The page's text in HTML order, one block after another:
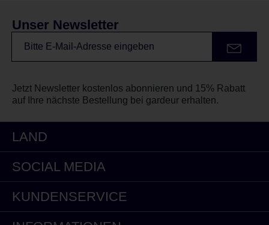
Unser Newsletter
Jetzt Newsletter kostenlos abonnieren und 15% Rabatt
auf Ihre nächste Bestellung bei gardeur erhalten.
LAND
SOCIAL MEDIA
KUNDENSERVICE